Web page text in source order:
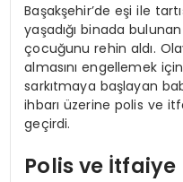
Başakşehir’de eşi ile
yaşadığı binada
çocuğunu rehin aldı.
almasını engellemek
sarkıtmaya başlayan
ihbarı üzerine polis ve
geçirdi.
Polis ve